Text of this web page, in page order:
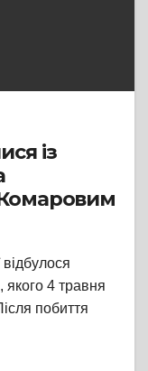
із
4 травня
побиття